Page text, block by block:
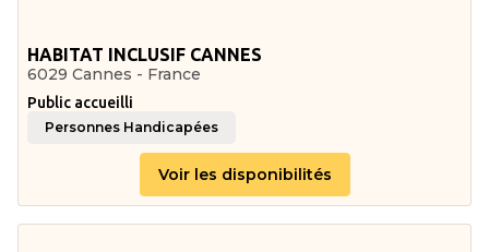
HABITAT INCLUSIF CANNES
6029 Cannes - France
Public accueilli
Personnes Handicapées
Voir les disponibilités